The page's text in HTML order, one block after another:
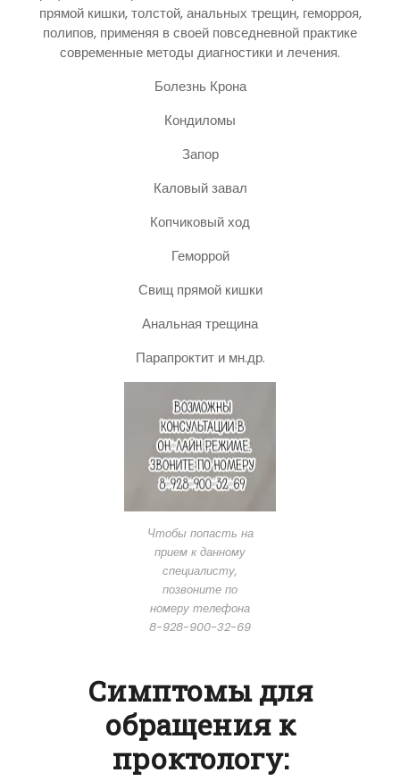
прямой кишки, толстой, анальных трещин, геморроя,
полипов, применяя в своей повседневной практике
современные методы диагностики и лечения.
Болезнь Крона
Кондиломы
Запор
Каловый завал
Копчиковый ход
Геморрой
Свищ прямой кишки
Анальная трещина
Парапроктит и мн.др.
Чтобы попасть на
прием к данному
специалисту,
позвоните по
номеру телефона
8-928-900-32-69
Симптомы для
обращения к
проктологу: